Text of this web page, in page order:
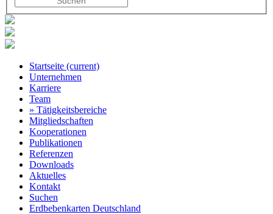
Startseite (current)
Unternehmen
Karriere
Team
» Tätigkeitsbereiche
Mitgliedschaften
Kooperationen
Publikationen
Referenzen
Downloads
Aktuelles
Kontakt
Suchen
Erdbebenkarten Deutschland